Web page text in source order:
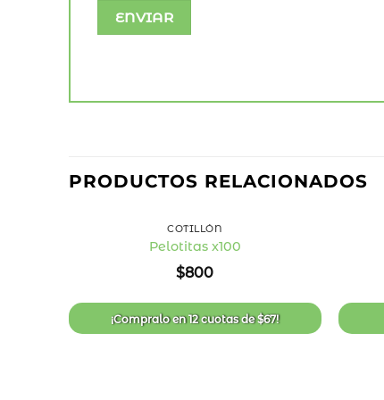
PRODUCTOS RELACIONADOS
de
deseos
COTILLÓN
Pelotitas x100
$800
¡Compralo en12 cuotasde$67!